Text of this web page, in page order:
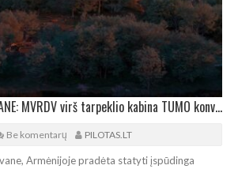
NOJAUS ARKA JEREVANE: MVRDV virš tarpeklio kabina TUMO konvergencijos centrą
Be komentarų PILOTAS.LT
Armėnijoje pradėta statyti įspūdinga